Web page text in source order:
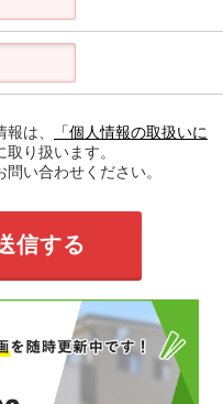
は、
「個人情報の取扱いに
り扱います。
い合わせください。
信する